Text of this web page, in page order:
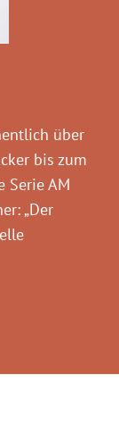
über
bis zum
Serie AM
„Der